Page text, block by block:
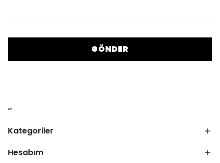
GÖNDER
Kategoriler
Hesabım